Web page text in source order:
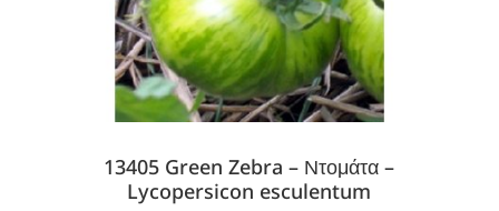
13405 Green Zebra – Ντομάτα –
Lycopersicon esculentum